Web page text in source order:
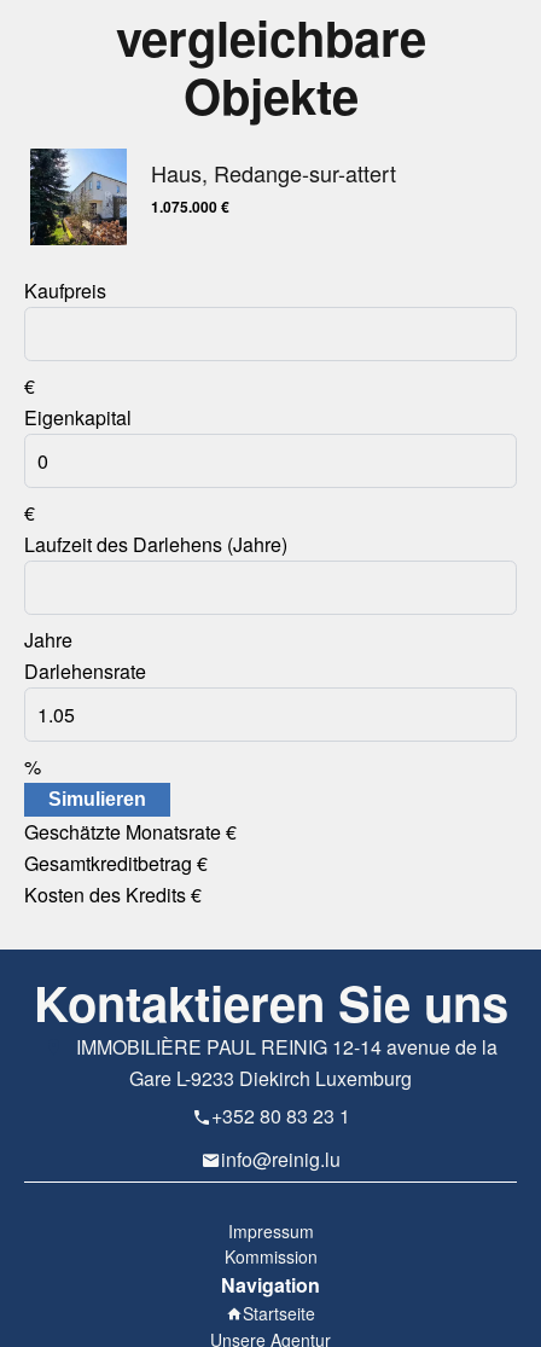
vergleichbare
Objekte
Haus, Redange-sur-attert
1.075.000 €
Kaufpreis
€
Eigenkapital
€
Laufzeit des Darlehens (Jahre)
Jahre
Darlehensrate
%
Simulieren
Geschätzte Monatsrate€
Gesamtkreditbetrag €
Kosten des Kredits€
Kontaktieren Sie uns
IMMOBILIÈRE PAUL REINIG12-14 avenue de la
Gare L-9233 Diekirch Luxemburg
+352 80 83 23 1
info@reinig.lu
Impressum
Kommission
Navigation
Startseite
Unsere Agentur